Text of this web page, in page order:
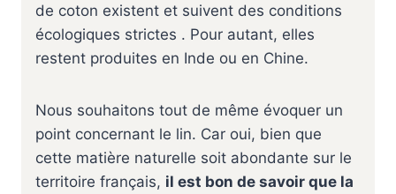
de coton existent et suivent des conditions
écologiques strictes . Pour autant, elles
restent produites en Inde ou en Chine.
Nous souhaitons tout de même évoquer un
point concernant le lin. Car oui, bien que
cette matière naturelle soit abondante sur le
territoire français, il est bon de savoir que la